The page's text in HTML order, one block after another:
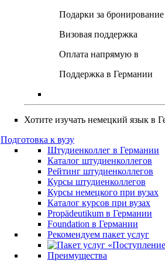
Подарки за бронирование
Визовая поддержка
Оплата напрямую в
Поддержка в Германии
Хотите изучать немецкий язык в
Подготовка к вузу
Штудиенколлег в Германии
Каталог штудиенколлегов
Рейтинг штудиенколлегов
Курсы штудиенколлегов
Курсы немецкого при вузах
Каталог курсов при вузах
Propädeutikum в Германии
Foundation в Германии
Рекомендуем пакет услуг
Преимущества